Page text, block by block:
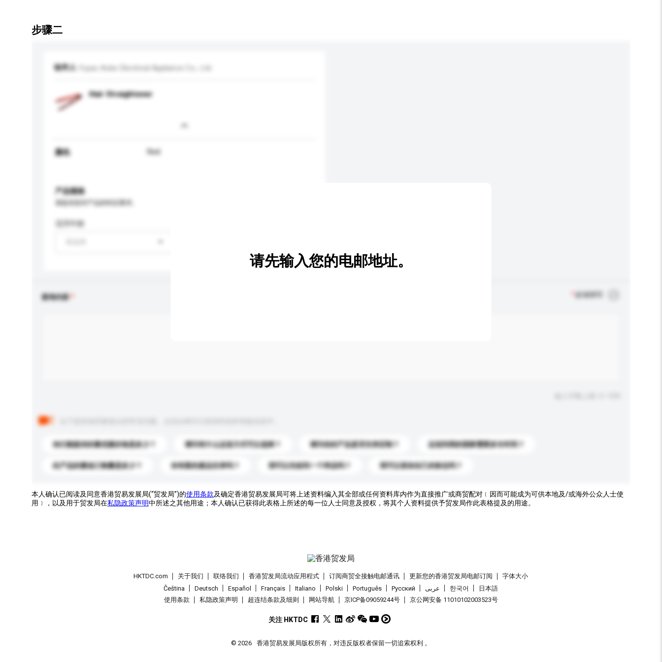
步骤二
收件人 Yuyao Aoke Electrical Appliance Co., Ltd.
Hair Straightener
颜色 Red
产品规格
适用年龄
查询内容 必须填写
你们能提供的最优惠价格是多少？ 请问有什么运送方式可以选择？ 请问你的产品是否支持定制？ 运送到我的国家需要多长时间？
此产品的最低订购量是多少？ 你有新的產品目录吗？ 我可以先收到一个样品吗？ 我可以添加自己的标志吗？
请先输入您的电邮地址。
本人确认已阅读及同意香港贸易发展局(“贸发局”)的使用条款及确定香港贸易发展局可将上述资料编入其全部或任何资料库内作为直接推广或商贸配对﹝因而可能成为可供本地及/或海外公众人士使
用﹞，以及用于贸发局在私隐政策声明中所述之其他用途；本人确认已获得此表格上所述的每一位人士同意及授权，将其个人资料提供予贸发局作此表格提及的用途。
HKTDC.com 关于我们 联络我们 香港贸发局流动应用程式 订阅商贸全接触电邮通讯 更新您的香港贸发局电邮订阅
字体大小
Čeština
Deutsch Español Français Italiano Polski Português Pусский عربى 한국어
日本語
使用条款
私隐政策声明 超连结条款及细则 网站导航 京ICP备09059244号 京公网安备 11010102003523号
关注 HKTDC
© 2026 香港贸易发展局版权所有，对违反版权者保留一切追索权利 。